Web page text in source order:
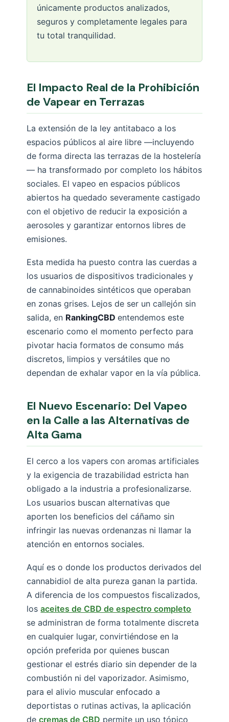
únicamente productos analizados,
seguros y completamente legales para
tu total tranquilidad.
El Impacto Real de la Prohibición
de Vapear en Terrazas
La extensión de la ley antitabaco a los
espacios públicos al aire libre —incluyendo
de forma directa las terrazas de la hostelería
— ha transformado por completo los hábitos
sociales. El vapeo en espacios públicos
abiertos ha quedado severamente castigado
con el objetivo de reducir la exposición a
aerosoles y garantizar entornos libres de
emisiones.
Esta medida ha puesto contra las cuerdas a
los usuarios de dispositivos tradicionales y
de cannabinoides sintéticos que operaban
en zonas grises. Lejos de ser un callejón sin
salida, en RankingCBDentendemos este
escenario como el momento perfecto para
pivotar hacia formatos de consumo más
discretos, limpios y versátiles que no
dependan de exhalar vapor en la vía pública.
El Nuevo Escenario: Del Vapeo
en la Calle a las Alternativas de
Alta Gama
El cerco a los vapers con aromas artificiales
y la exigencia de trazabilidad estricta han
obligado a la industria a profesionalizarse.
Los usuarios buscan alternativas que
aporten los beneficios del cáñamo sin
infringir las nuevas ordenanzas ni llamar la
atención en entornos sociales.
Aquí es o donde los productos derivados del
cannabidiol de alta pureza ganan la partida.
A diferencia de los compuestos fiscalizados,
losaceites de CBD de espectro completo
se administran de forma totalmente discreta
en cualquier lugar, convirtiéndose en la
opción preferida por quienes buscan
gestionar el estrés diario sin depender de la
combustión ni del vaporizador. Asimismo,
para el alivio muscular enfocado a
deportistas o rutinas activas, la aplicación
decremas de CBD permite un uso tópico